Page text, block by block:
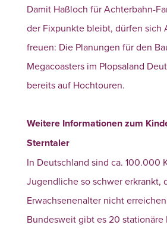
Damit Haßloch für Achterbahn-
der Fixpunkte bleibt, dürfen sich
freuen: Die Planungen für den
Megacoasters im Plopsaland
bereits auf Hochtouren.
Weitere Informationen zum
Sterntaler
In Deutschland sind ca. 100.000
Jugendliche so schwer erkrankt,
Erwachsenenalter nicht
Bundesweit gibt es 20